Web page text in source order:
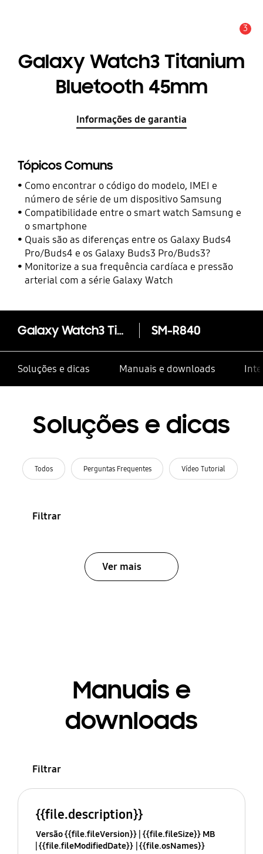
3
Galaxy Watch3 Titanium
Bluetooth 45mm
Informações de garantia
Tópicos Comuns
Como encontrar o código do modelo, IMEI e
número de série de um dispositivo Samsung
Compatibilidade entre o smart watch Samsung e
o smartphone
Quais são as diferenças entre os Galaxy Buds4
Pro/Buds4 e os Galaxy Buds3 Pro/Buds3?
Monitorize a sua frequência cardíaca e pressão
arterial com a série Galaxy Watch
Galaxy Watch3 Titanium Bluetooth 45mm SM-R840
Soluções e dicas Manuais e downloads
Soluções e dicas
Todos Perguntas Frequentes Vídeo Tutorial
Filtrar
Ver mais
Manuais e
downloads
Filtrar
{{file.description}}
Versão {{file.fileVersion}} {{file.fileSize}} MB
{{file.fileModifiedDate}} {{file.osNames}}